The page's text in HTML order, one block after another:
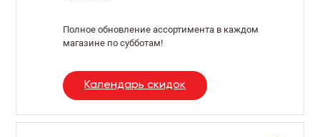
Полное обновление ассортимента в каждом
магазине по субботам!
Календарь скидок